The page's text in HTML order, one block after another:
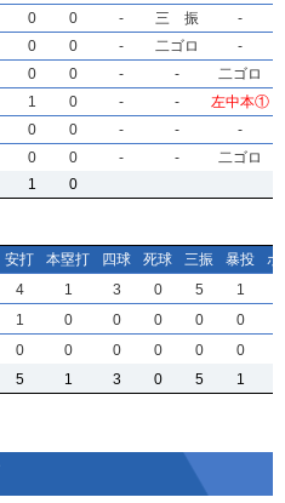
0 0 - 三 振
-
0 0 - 二ゴロ
-
0 0 - -
二ゴロ
1 0 - -
左中本①
0 0 - -
-
0 0 - -
二ゴロ
1 0
0 0 - 三 振
-
0 0 - 二ゴロ
-
0 0 - -
二ゴロ
1 0 - -
左中本①
0 0 - -
-
0 0 - -
二ゴロ
1 0
0 0 - 三 振
-
0 0 - 二ゴロ
-
0 0 - -
二ゴロ
1 0 - -
左中本①
0 0 - -
-
0 0 - -
二ゴロ
1 0
0 0 - 三 振
-
0 0 - 二ゴロ
-
0 0 - -
二ゴロ
1 0 - -
左中本①
0 0 - -
-
0 0 - -
二ゴロ
1 0
安打 本塁打 四球 死球 三振 暴投
ボ
4 1 3 0 5 1
1 0 0 0 0 0
0 0 0 0 0 0
5 1 3 0 5 1
安打 本塁打 四球 死球 三振 暴投
ボ
4 1 3 0 5 1
1 0 0 0 0 0
0 0 0 0 0 0
5 1 3 0 5 1
安打 本塁打 四球 死球 三振 暴投
ボ
4 1 3 0 5 1
1 0 0 0 0 0
0 0 0 0 0 0
5 1 3 0 5 1
安打 本塁打 四球 死球 三振 暴投
ボ
4 1 3 0 5 1
1 0 0 0 0 0
0 0 0 0 0 0
5 1 3 0 5 1